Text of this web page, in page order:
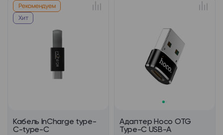
Рекомендуем
Хит
Кабель InCharge type-
C-type-C
Адаптер Hoco OTG
Type-C USB-A